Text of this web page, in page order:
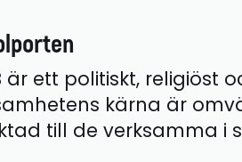
är ett politiskt, religiöst
kärna är
till de verksamma i